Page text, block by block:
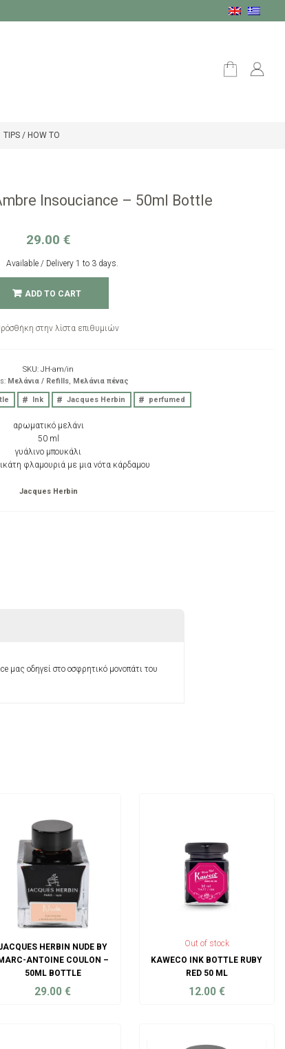
TIPS / HOW TO
Insouciance – 50ml Bottle
29.00€
Available / Delivery 1 to 3 days.
ADD TO CART
στην λίστα επιθυμιών
SKU:JH-am/in
Μελάνια / Refills, Μελάνια πένας
Ink Jacques Herbin perfumed
αρωματικό μελάνι
50 ml
γυάλινο μπουκάλι
φλαμουριά με μια νότα κάρδαμου
Jacques Herbin
οδηγεί στο οσφρητικό μονοπάτι του
HERBIN NUDE BY
ANTOINE COULON –
50ML BOTTLE
29.00€
Out of stock
KAWECO INK BOTTLE RUBY
RED 50 ML
12.00 €